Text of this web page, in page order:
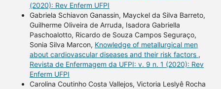
(2020): Rev Enferm UFPI
Gabriela Schiavon Ganassin, Mayckel da Silva Barreto,
Guilherme Oliveira de Arruda, Isadora Gabriella
Paschoalotto, Ricardo de Souza Campos Seguraço,
Sonia Silva Marcon, Knowledge of metallurgical men
about cardiovascular diseases and their risk factors ,
Revista de Enfermagem da UFPI: v. 9 n. 1 (2020): Rev
Enferm UFPI
Carolina Coutinho Costa Vallejos, Victoria Leslyê Rocha